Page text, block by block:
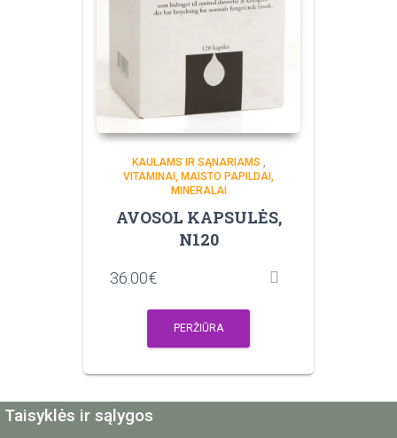
KAULAMS IR SĄNARIAMS ,
VITAMINAI, MAISTO PAPILDAI,
MINERALAI
AVOSOL KAPSULĖS,
N120
36.00€
PERŽIŪRA
Taisyklės ir sąlygos